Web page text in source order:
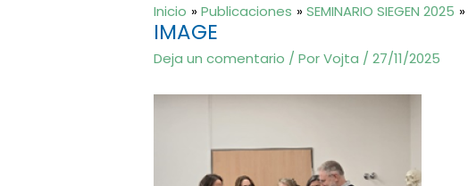
Inicio Publicaciones SEMINARIO SIEGEN 2025
IMAGE
Deja un comentario / PorVojta /27/11/2025